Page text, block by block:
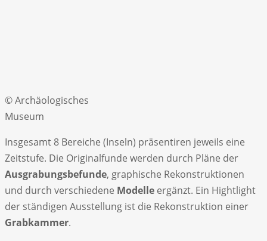
© Archäologisches
Museum
Insgesamt 8 Bereiche (Inseln) präsentiren jeweils eine
Zeitstufe. Die Originalfunde werden durch Pläne der
Ausgrabungsbefunde, graphische Rekonstruktionen
und durch verschiedene Modelle ergänzt. Ein Hightlight
der ständigen Ausstellung ist die Rekonstruktion einer
Grabkammer.